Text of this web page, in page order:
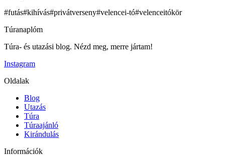
#futás#kihívás#privátverseny#velencei-tó#velenceitókör
Túranaplóm
Túra- és utazási blog. Nézd meg, merre jártam!
Instagram
Oldalak
Blog
Utazás
Túra
Túraajánló
Kirándulás
Információk